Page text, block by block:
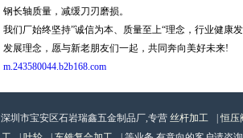
钢长轴质量，减缓刀刃磨损。
我们厂始终坚持”诚信为本、质量至上“理念，行业健康
发展理念，愿与新老朋友们一起，共同奔向美好未来!
m.243580044.b2b168.com
深圳市宝安区石岩瑞鑫五金制品厂,专营 丝杆加工 |恒压